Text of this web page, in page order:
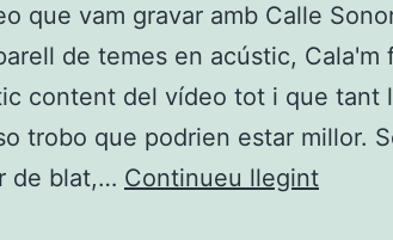
que vam gravar amb Calle
de temes en acústic, Cala'm
content del vídeo tot i que tant
trobo que podrien estar millor.
de blat,… Continueu llegint